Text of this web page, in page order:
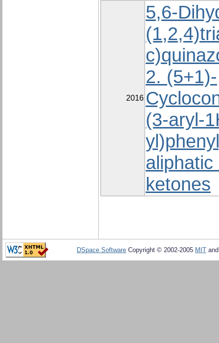
2016
5,6-
2. (5+1)-
(3-aryl-
ketones
DSpace Software Copyright © 2002-2005 MIT